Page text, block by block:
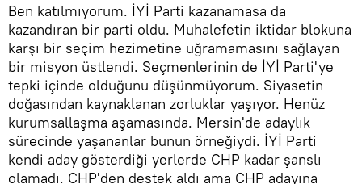
Ben katılmıyorum. İYİ Parti kazanamasa da
kazandıran bir parti oldu. Muhalefetin iktidar blokuna
karşı bir seçim hezimetine uğramamasını sağlayan
bir misyon üstlendi. Seçmenlerinin de İYİ Parti'ye
tepki içinde olduğunu düşünmüyorum. Siyasetin
doğasından kaynaklanan zorluklar yaşıyor. Henüz
kurumsallaşma aşamasında. Mersin'de adaylık
sürecinde yaşananlar bunun örneğiydi. İYİ Parti
kendi aday gösterdiği yerlerde CHP kadar şanslı
olamadı. CHP'den destek aldı ama CHP adayına